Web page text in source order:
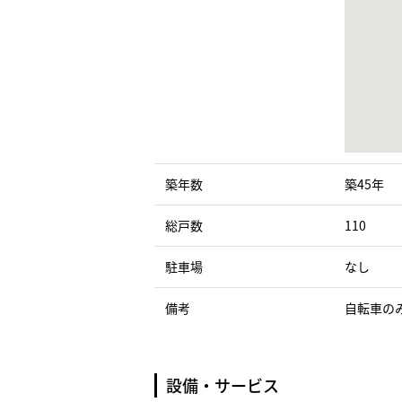
築年数 築45年
総戸数 110
駐車場 なし
備考 自転車の
設備・サービス